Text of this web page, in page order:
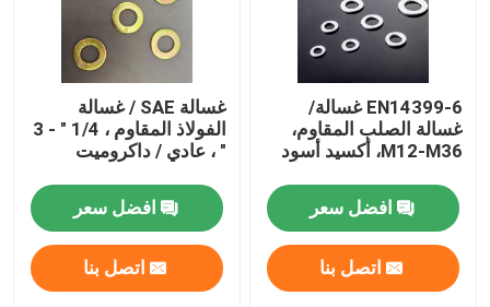
غسالات عادية
غسالات مكسورة
غسالة غسالة ساخنة
غسالات عالية الجاذبية
أجهزة غسيل مغلفة بالزنك
EN14399-6 غسالة/
غسالة الصلب المقاوم،
M12-M36، أكسيد أسود
افضل سعر
اتصل بنا
غسالة SAE / غسالة
الفولاذ المقاوم ، 1/4 " - 3
" ، عادي / داكروميت
افضل سعر
اتصل بنا